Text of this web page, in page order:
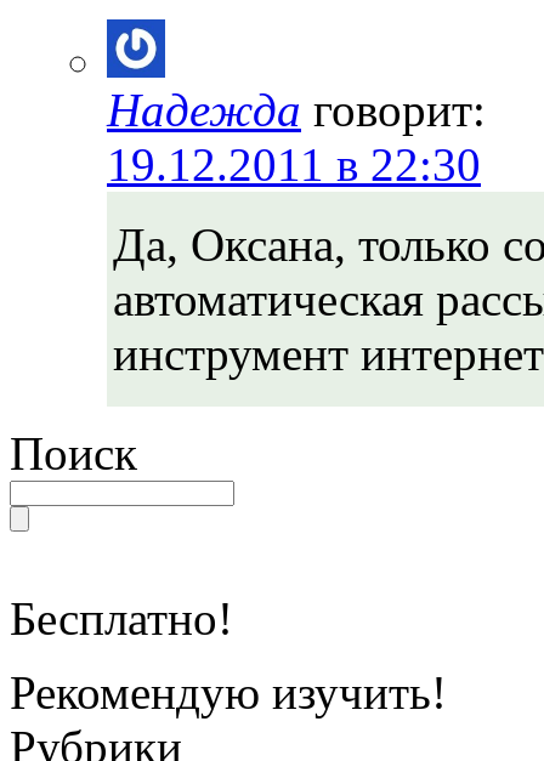
Надежда говорит:
19.12.2011 в 22:30
Да, Оксана, только
автоматическая
инструмент
Поиск
Бесплатно!
Рекомендую изучить!
Рубрики